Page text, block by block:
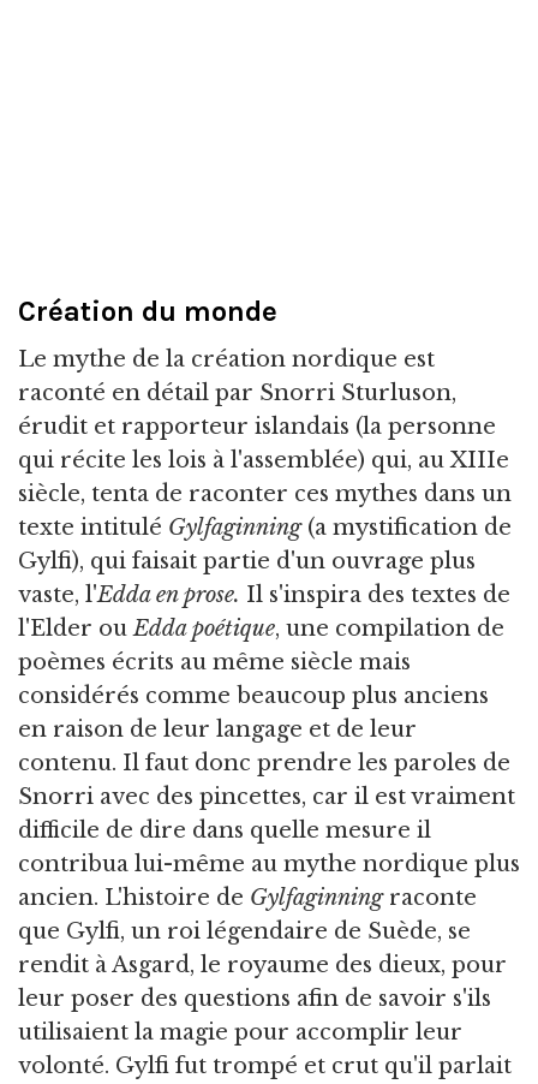
Création du monde
Le mythe de la création nordique est
raconté en détail par Snorri Sturluson,
érudit et rapporteur islandais (la personne
qui récite les lois à l'assemblée) qui, au XIIIe
siècle, tenta de raconter ces mythes dans un
texte intitulé Gylfaginning(a mystification de
Gylfi), qui faisait partie d'un ouvrage plus
vaste, l'Edda en prose. Il s'inspira des textes de
l'Elder ouEdda poétique, une compilation de
poèmes écrits au même siècle mais
considérés comme beaucoup plus anciens
en raison de leur langage et de leur
contenu. Il faut donc prendre les paroles de
Snorri avec des pincettes, car il est vraiment
difficile de dire dans quelle mesure il
contribua lui-même au mythe nordique plus
ancien. L'histoire de Gylfaginningraconte
que Gylfi, un roi légendaire de Suède, se
rendit à Asgard, le royaume des dieux, pour
leur poser des questions afin de savoir s'ils
utilisaient la magie pour accomplir leur
volonté. Gylfi fut trompé et crut qu'il parlait